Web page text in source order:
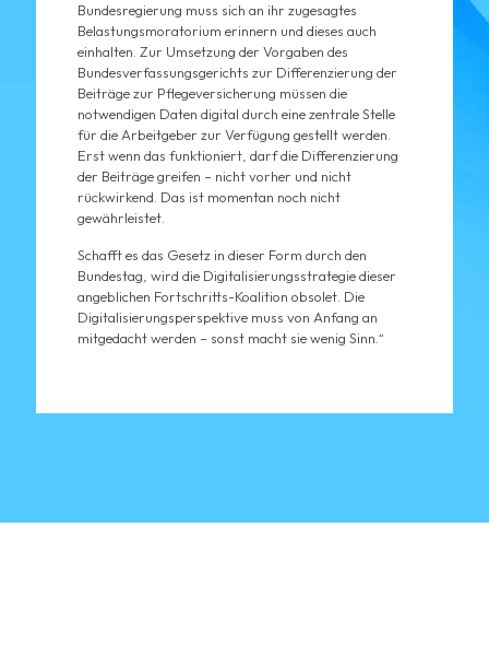
Bundesregierung muss sich an ihr zugesagtes
Belastungsmoratorium erinnern und dieses auch
einhalten. Zur Umsetzung der Vorgaben des
Bundesverfassungsgerichts zur Differenzierung der
Beiträge zur Pflegeversicherung müssen die
notwendigen Daten digital durch eine zentrale Stelle
für die Arbeitgeber zur Verfügung gestellt werden.
Erst wenn das funktioniert, darf die Differenzierung
der Beiträge greifen – nicht vorher und nicht
rückwirkend. Das ist momentan noch nicht
gewährleistet.
Schafft es das Gesetz in dieser Form durch den
Bundestag, wird die Digitalisierungsstrategie dieser
angeblichen Fortschritts-Koalition obsolet. Die
Digitalisierungsperspektive muss von Anfang an
mitgedacht werden – sonst macht sie wenig Sinn.“